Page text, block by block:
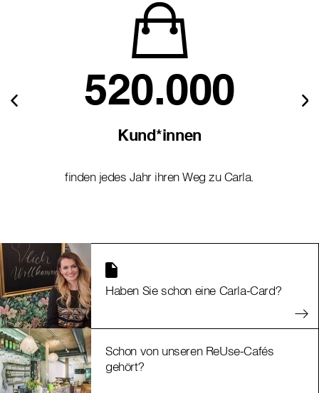
520.000
Kund*innen
finden jedes Jahr ihren Weg zu Carla.
Haben Sie schon eine Carla-Card?
Schon von unseren ReUse-Cafés
gehört?